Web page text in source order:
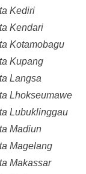
Kediri
Kendari
Kotamobagu
Kupang
Langsa
Lhokseumawe
Lubuklinggau
Madiun
Magelang
Makassar